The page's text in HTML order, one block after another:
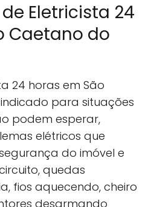
Eletricista 24
Caetano do
24 horas em São
para situações
podem esperar,
elétricos que
do imóvel e
quedas
fios aquecendo, cheiro
desarmando